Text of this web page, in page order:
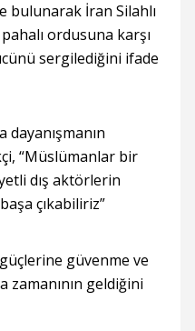
bulunarak İran Silahlı
ordusuna karşı
sergilediğini ifade
dayanışmanın
“Müslümanlar bir
dış aktörlerin
çıkabiliriz”
güvenme ve
zamanının geldiğini